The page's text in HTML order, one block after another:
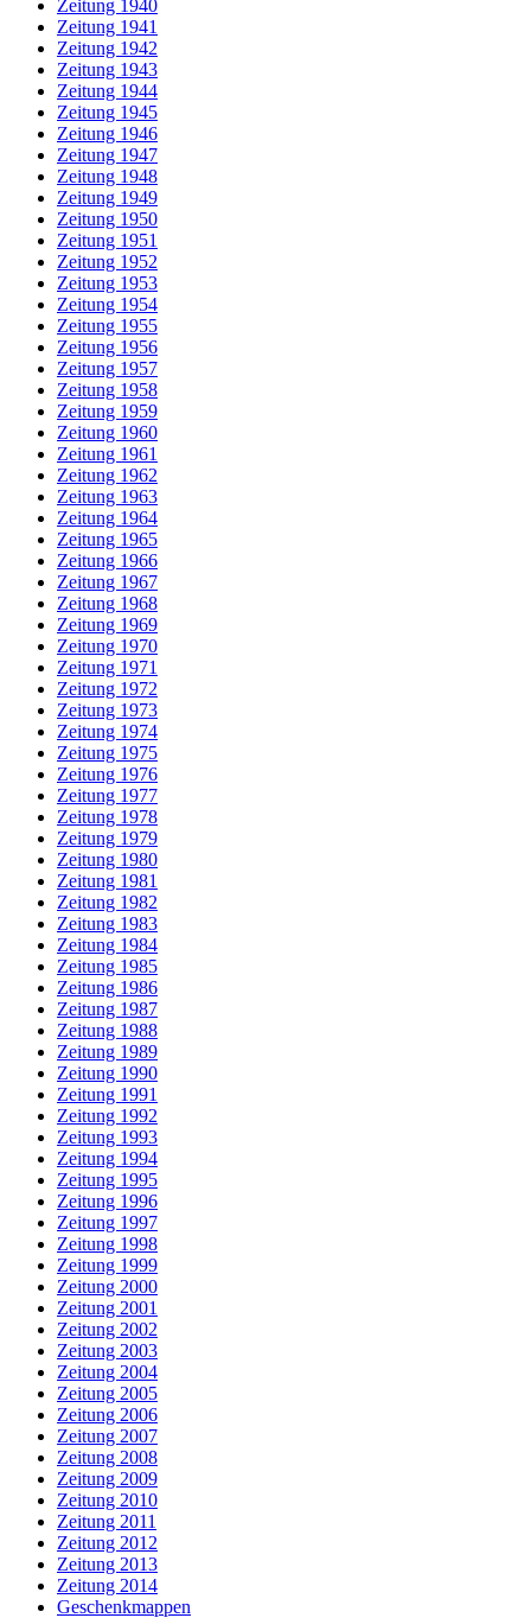
Zeitung 1940
Zeitung 1941
Zeitung 1942
Zeitung 1943
Zeitung 1944
Zeitung 1945
Zeitung 1946
Zeitung 1947
Zeitung 1948
Zeitung 1949
Zeitung 1950
Zeitung 1951
Zeitung 1952
Zeitung 1953
Zeitung 1954
Zeitung 1955
Zeitung 1956
Zeitung 1957
Zeitung 1958
Zeitung 1959
Zeitung 1960
Zeitung 1961
Zeitung 1962
Zeitung 1963
Zeitung 1964
Zeitung 1965
Zeitung 1966
Zeitung 1967
Zeitung 1968
Zeitung 1969
Zeitung 1970
Zeitung 1971
Zeitung 1972
Zeitung 1973
Zeitung 1974
Zeitung 1975
Zeitung 1976
Zeitung 1977
Zeitung 1978
Zeitung 1979
Zeitung 1980
Zeitung 1981
Zeitung 1982
Zeitung 1983
Zeitung 1984
Zeitung 1985
Zeitung 1986
Zeitung 1987
Zeitung 1988
Zeitung 1989
Zeitung 1990
Zeitung 1991
Zeitung 1992
Zeitung 1993
Zeitung 1994
Zeitung 1995
Zeitung 1996
Zeitung 1997
Zeitung 1998
Zeitung 1999
Zeitung 2000
Zeitung 2001
Zeitung 2002
Zeitung 2003
Zeitung 2004
Zeitung 2005
Zeitung 2006
Zeitung 2007
Zeitung 2008
Zeitung 2009
Zeitung 2010
Zeitung 2011
Zeitung 2012
Zeitung 2013
Zeitung 2014
Geschenkmappen